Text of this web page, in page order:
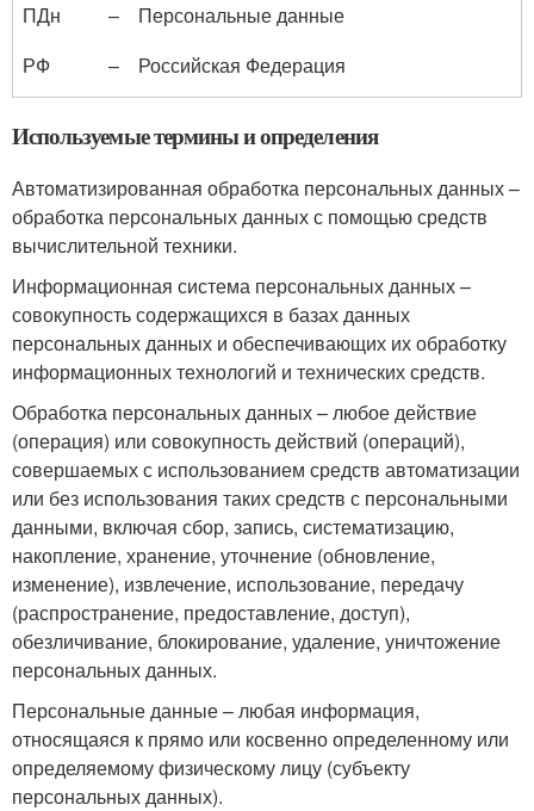
ПДн
–
Персональные данные
РФ
– Российская Федерация
Используемые термины и определения
Автоматизированная обработка персональных данных –
обработка персональных данных с помощью средств
вычислительной техники.
Информационная система персональных данных –
совокупность содержащихся в базах данных
персональных данных и обеспечивающих их обработку
информационных технологий и технических средств.
Обработка персональных данных – любое действие
(операция) или совокупность действий (операций),
совершаемых с использованием средств автоматизации
или без использования таких средств с персональными
данными, включая сбор, запись, систематизацию,
накопление, хранение, уточнение (обновление,
изменение), извлечение, использование, передачу
(распространение, предоставление, доступ),
обезличивание, блокирование, удаление, уничтожение
персональных данных.
Персональные данные – любая информация,
относящаяся к прямо или косвенно определенному или
определяемому физическому лицу (субъекту
персональных данных).